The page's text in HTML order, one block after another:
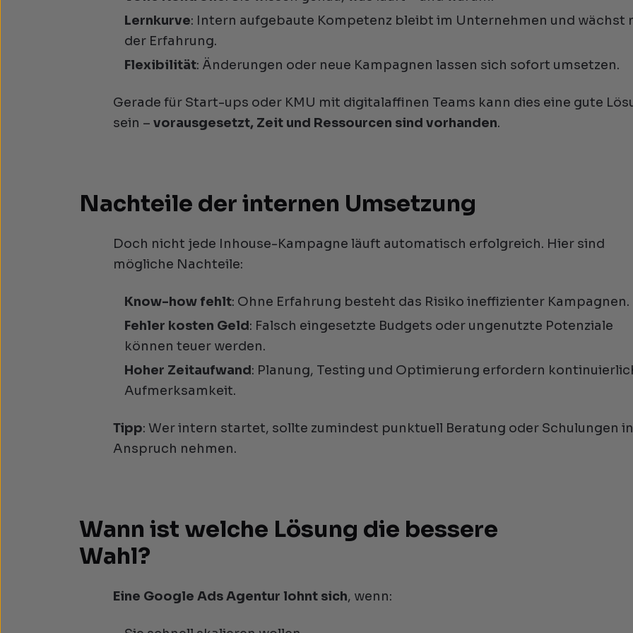
Lernkurve: Intern aufgebaute Kompetenz bleibt im Unternehmen und wächst
der Erfahrung.
Flexibilität: Änderungen oder neue Kampagnen lassen sich sofort umsetzen.
Gerade für Start-ups oder KMU mit digitalaffinen Teams kann dies eine gute
sein –vorausgesetzt, Zeit und Ressourcen sind vorhanden.
Nachteile der internen Umsetzung
Doch nicht jede Inhouse-Kampagne läuft automatisch erfolgreich. Hier sind
mögliche Nachteile:
Know-how fehlt: Ohne Erfahrung besteht das Risiko ineffizienter Kampagnen.
Fehler kosten Geld: Falsch eingesetzte Budgets oder ungenutzte Potenziale
können teuer werden.
Hoher Zeitaufwand: Planung, Testing und Optimierung erfordern
Aufmerksamkeit.
Tipp: Wer intern startet, sollte zumindest punktuell Beratung oder Schulungen
Anspruch nehmen.
Wann ist welche Lösung die bessere
Wahl?
Eine Google Ads Agentur lohnt sich, wenn: